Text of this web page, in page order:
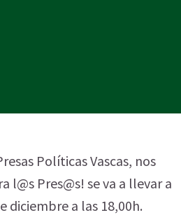
Políticas Vascas, nos
l@s Pres@s! se va a llevar a
diciembre a las 18,00h.